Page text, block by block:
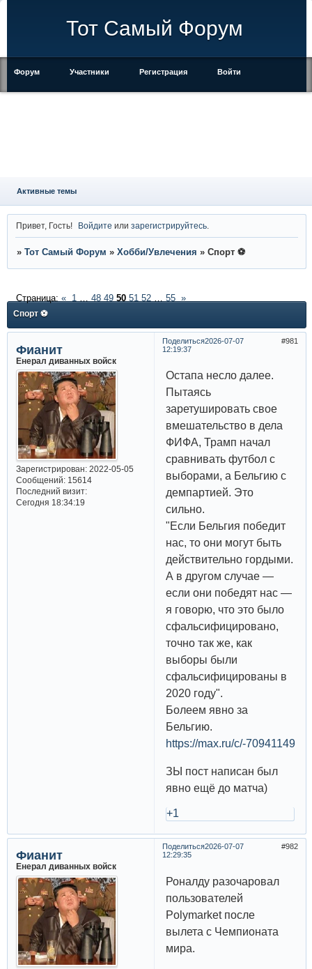
Тот Самый Форум
Форум Участники Регистрация Войти
Активные темы
Привет, Гость! Войдите илизарегистрируйтесь
» Тот Самый Форум » Хобби/Увлечения » Спорт ⚽
Спорт ⚽
Страница: « 1 48 49 50 51 52 55 »
Поделиться 981
2026-07-07
12:19:37
Фианит
Енерал диванных войск
Зарегистрирован: 2022-05-05
Сообщений:15614
Последний визит:
Сегодня 18:34:19
Остапа несло далее.
Пытаясь
заретушировать свое
вмешательство в дела
ФИФА, Трамп начал
сравнивать футбол с
выборами, а Бельгию с
демпартией. Это
сильно.
"Если Бельгия победит
нас, то они могут быть
действительно гордыми.
А в другом случае —
если они победят нас —
я говорю, что это было
сфальсифицировано,
точно так же, как
выборы были
сфальсифицированы в
2020 году".
Болеем явно за
Бельгию.
https://max.ru/c/-
ЗЫ пост написан был
явно ещё до матча)
+1
Поделиться 982
2026-07-07
12:29:35
Фианит
Енерал диванных войск
Роналду разочаровал
пользователей
Polymarket после
вылета с Чемпионата
мира.